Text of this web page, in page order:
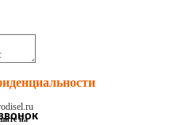
на